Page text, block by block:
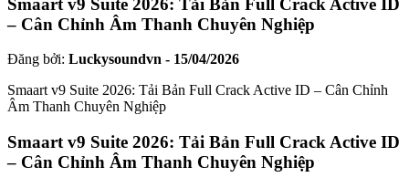
Smaart v9 Suite 2026: Tải Bản Full Crack Active ID
– Cân Chỉnh Âm Thanh Chuyên Nghiệp
Đăng bởi: Luckysoundvn - 15/04/2026
Smaart v9 Suite 2026: Tải Bản Full Crack Active ID – Cân Chỉnh
Âm Thanh Chuyên Nghiệp
Smaart v9 Suite 2026: Tải Bản Full Crack Active ID
– Cân Chỉnh Âm Thanh Chuyên Nghiệp